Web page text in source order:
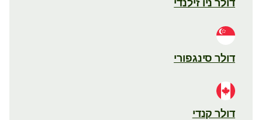
דולר ניו זילנדי
דולר סינגפורי
דולר קנדי